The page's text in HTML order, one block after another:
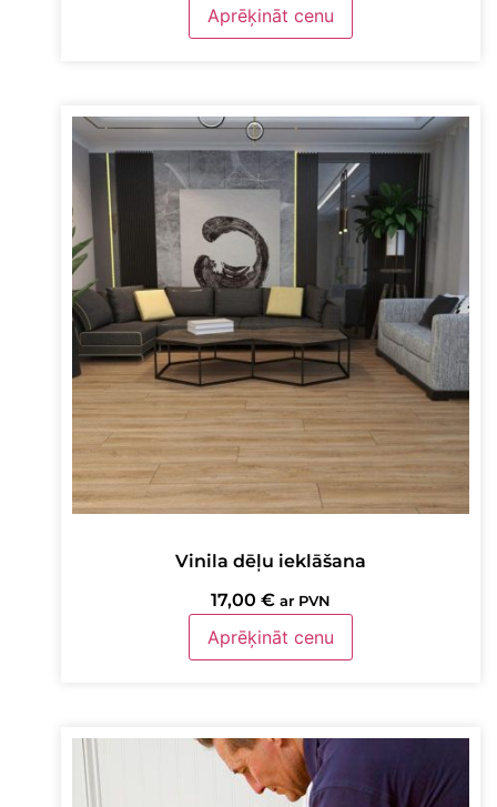
Aprēķināt cenu
Vinila dēļu ieklāšana
17,00 € ar PVN
Aprēķināt cenu